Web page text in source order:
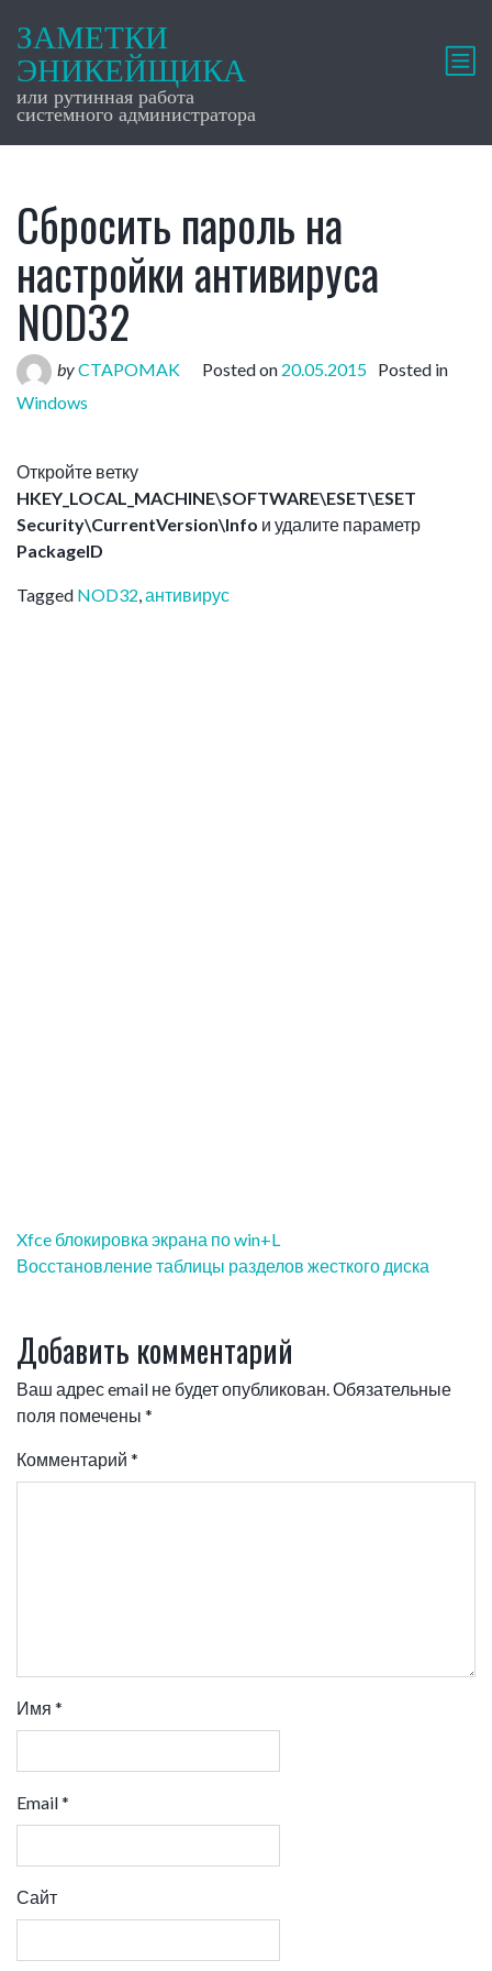
ЗАМЕТКИ
ЭНИКЕЙЩИКА
или рутинная работа
системного администратора
Сбросить пароль на
настройки антивируса
NOD32
byCTAPOMAK Posted on 20.05.2015 Posted in
Windows
Откройте ветку
HKEY_LOCAL_MACHINE\SOFTWARE\ESET\ESET
Security\CurrentVersion\Info и удалите параметр
PackageID
Tagged NOD32,антивирус
Навигация
по
Xfce блокировка экрана по win+L
Восстановление таблицы разделов жесткого диска
Добавить комментарий
Ваш адрес email не будет опубликован.Обязательные
поля помечены *
Комментарий *
Имя *
Email*
Сайт